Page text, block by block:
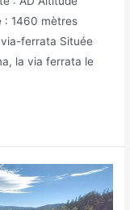
: 1460 mètres
ferrata Située
la via ferrata le